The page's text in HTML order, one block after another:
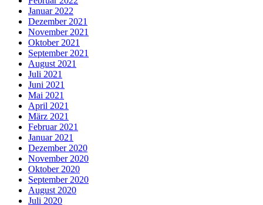
Januar 2022
Dezember 2021
November 2021
Oktober 2021
September 2021
August 2021
Juli 2021
Juni 2021
Mai 2021
April 2021
März 2021
Februar 2021
Januar 2021
Dezember 2020
November 2020
Oktober 2020
September 2020
August 2020
Juli 2020